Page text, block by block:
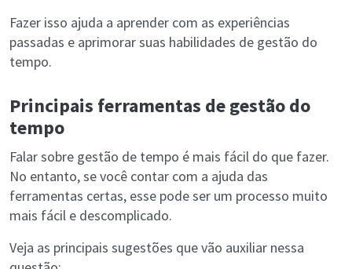
Fazer isso ajuda a aprender com as experiências
passadas e aprimorar suas habilidades de gestão do
tempo.
Principais ferramentas de gestão do
tempo
Falar sobre gestão de tempo é mais fácil do que fazer.
No entanto, se você contar com a ajuda das
ferramentas certas, esse pode ser um processo muito
mais fácil e descomplicado.
Veja as principais sugestões que vão auxiliar nessa